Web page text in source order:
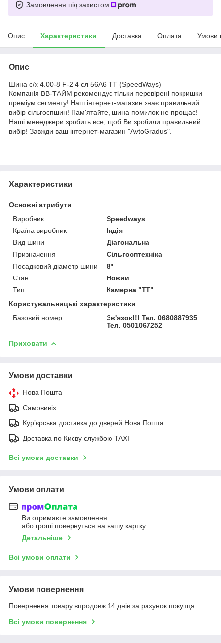
Замовлення під захистом
Опис Характеристики Доставка Оплата Умови
Опис
Шина с/х 4.00-8 F-2 4 сл 56A6 TT (SpeedWays)
Компанія ВВ-ТАЙМ рекомендує тільки перевірені покришки
преміум сегменту! Наш інтернет-магазин знає правильний
вибір сільгоспшин! Пам'ятайте, шина помилок не прощає!
Наші менеджери зробить все, щоб Ви зробили правильний
вибір! Завжди ваш інтернет-магазин "AvtoGradus".
Характеристики
Основні атрибути
Виробник
Speedways
Країна виробник
Індія
Вид шини
Діагональна
Призначення
Сільгосптехніка
Посадковий діаметр шини
8"
Стан
Новий
Тип
Камерна "TT"
Користувальницькі характеристики
Базовий номер
Зв'язок!!! Тел. 0680887935
Тел. 0501067252
Приховати
Умови доставки
Нова Пошта
Самовивіз
Курʼєрська доставка до дверей Нова Пошта
Доставка по Києву службою TAXI
Всі умови доставки
Умови оплати
Ви отримаєте замовлення
або гроші повернуться на вашу картку
Детальніше
Всі умови оплати
Умови повернення
Повернення товару впродовж 14 днів за рахунок покупця
Всі умови повернення